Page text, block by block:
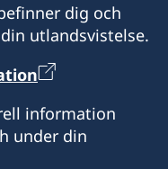
dig och
utlandsvistelse.
information
under din